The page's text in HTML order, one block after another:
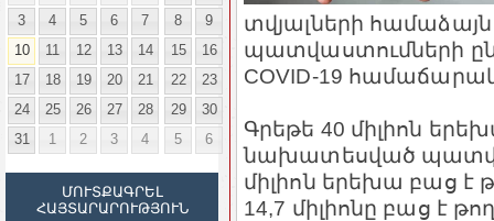
3
4 5 6 7 8
9
10
11 12 13 14 15
16
17
18 19 20 21 22
23
24
25 26 27 28 29
30
31
1 2 3 4 5 6
ՄՈՒՏՔԱԳՐԵԼ
ՀԱՅՏԱՐԱՐՈՒԹՅՈՒՆ
տվյալների
պատվաստումների
COVID-19
Գրեթե 40 միլիոն
նախատեսված
միլիոն երեխա բաց է
14,7 միլիոնը բաց է